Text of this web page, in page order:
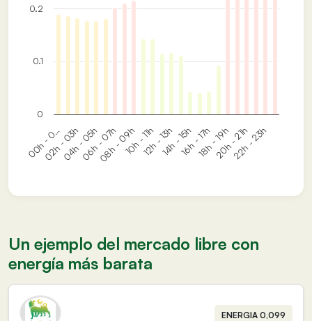
00h - 0…
02h - 03h04h - 05h06h - 07h
08h - 09h10h - 11h12h - 13h14h - 15h16h - 17h18h - 19h20h - 21h22h - 23h
0
0.1
0.2
Un ejemplo del mercado libre con
energía más barata
ENERGIA 0,099